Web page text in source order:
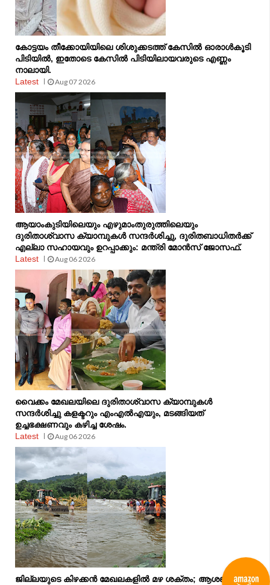
കോട്ടയം തീക്കോയിയിലെ ശിശുക്കടത്ത് കേസിൽ ഓരാൾകൂടി
പിടിയിൽ, ഇതോടെ കേസിൽ പിടിയിലായവരുടെ എണ്ണം
നാലായി.
Latest
Aug 07 2026
ആയാംകുടിയിലെയും എഴുമാംതുരുത്തിലെയും
ദുരിതാശ്വാസ ക്യാമ്പുകൾ സന്ദർശിച്ചു, ദുരിതബാധിതർക്ക്
എല്ലാ സഹായവും ഉറപ്പാക്കും: മന്ത്രി മോൻസ് ജോസഫ്.
Latest
Aug 06 2026
വൈക്കം മേഖലയിലെ ദുരിതാശ്വാസ ക്യാമ്പുകള്‍
സന്ദര്‍ശിച്ചു കളക്ടറും എംഎല്‍എയും, മടങ്ങിയത്
ഉച്ചഭക്ഷണവും കഴിച്ച ശേഷം.
Latest
Aug 06 2026
ജില്ലയുടെ കിഴക്കൻ മേഖലകളിൽ മഴ ശക്തം; ആശങ്കയിൽ